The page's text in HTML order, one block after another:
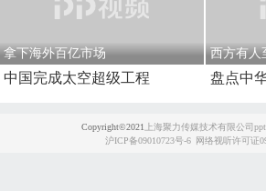
拿下海外百亿市场
中国完成太空超级工程
西方有人
盘点中
Copyright©2021 上海聚力传媒技术有限公司
沪ICP备09010723号-6
网络视听许可证